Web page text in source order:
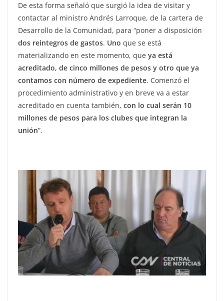
De esta forma señaló que surgió la idea de visitar y
contactar al ministro Andrés Larroque, de la cartera de
Desarrollo de la Comunidad, para “poner a disposición
dos reintegros de gastos. Uno que se está
materializando en este momento, que ya está
acreditado, de cinco millones de pesos y otro que ya
contamos con número de expediente. Comenzó el
procedimiento administrativo y en breve va a estar
acreditado en cuenta también, con lo cual serán 10
millones de pesos para los clubes que integran la
unión”.